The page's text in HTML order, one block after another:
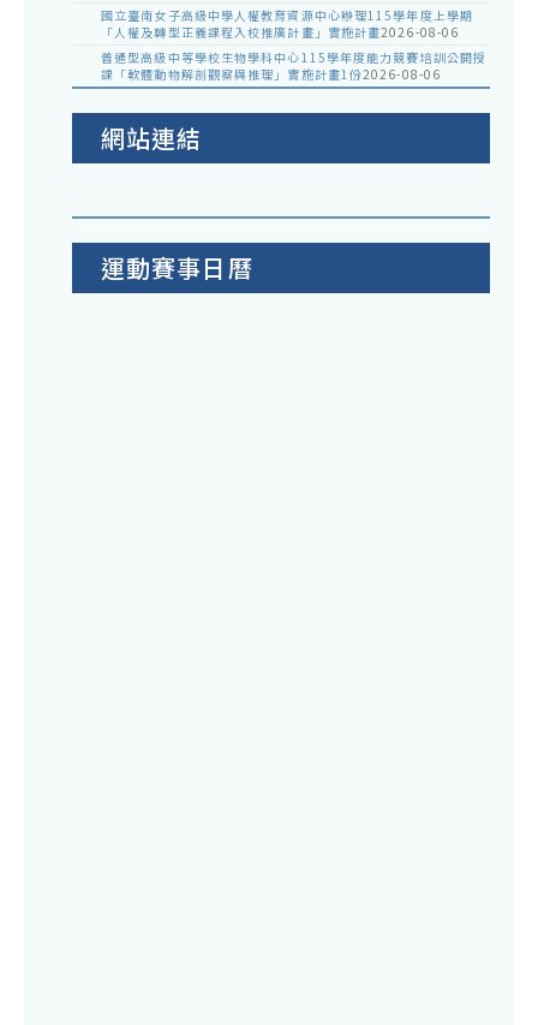
國立臺南女子高級中學人權教育資源中心辦理115學年度上學期
「人權及轉型正義課程入校推廣計畫」實施計畫2026-08-06
普通型高級中等學校生物學科中心115學年度能力競賽培訓公開授
課「軟體動物解剖觀察與推理」實施計畫1份2026-08-06
網站連結
運動賽事日曆